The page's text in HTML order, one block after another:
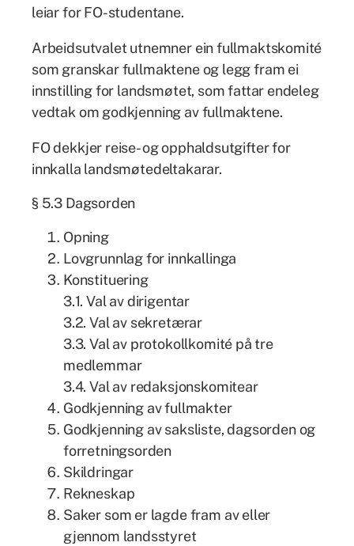
leiar for FO-studentane.
Arbeidsutvalet utnemner ein fullmaktskomité
som granskar fullmaktene og legg fram ei
innstilling for landsmøtet, som fattar endeleg
vedtak om godkjenning av fullmaktene.
FO dekkjer reise- og opphaldsutgifter for
innkalla landsmøtedeltakarar.
§ 5.3 Dagsorden
Opning
Lovgrunnlag for innkallinga
Konstituering
3.1. Val av dirigentar
3.2. Val av sekretærar
3.3. Val av protokollkomité på tre
medlemmar
3.4. Val av redaksjonskomitear
Godkjenning av fullmakter
Godkjenning av saksliste, dagsorden og
forretningsorden
Skildringar
Rekneskap
Saker som er lagde fram av eller
gjennom landsstyret